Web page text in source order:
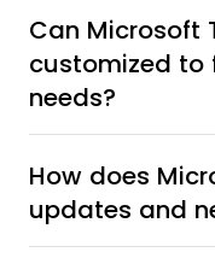
Can Microsoft
customized to
needs?
How does
updates and